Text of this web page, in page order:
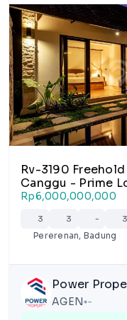
Rv-3190
Canggu - Prime
Rp6,000,000,000
3 3 -
Pererenan, Badung
Power
AGEN lens -